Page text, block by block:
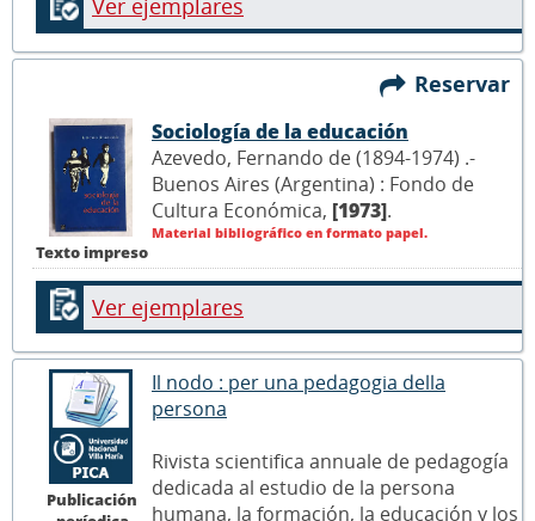
Ver ejemplares
Reservar
Texto impreso
Sociología de la educación
Azevedo, Fernando de (1894-1974) .-
Buenos Aires (Argentina) : Fondo de
Cultura Económica, [1973].
Material bibliográfico en formato papel.
Ver ejemplares
Publicación
Il nodo : per una pedagogia della
persona
Rivista scientifica annuale de pedagogía
dedicada al estudio de la persona
humana, la formación, la educación y los